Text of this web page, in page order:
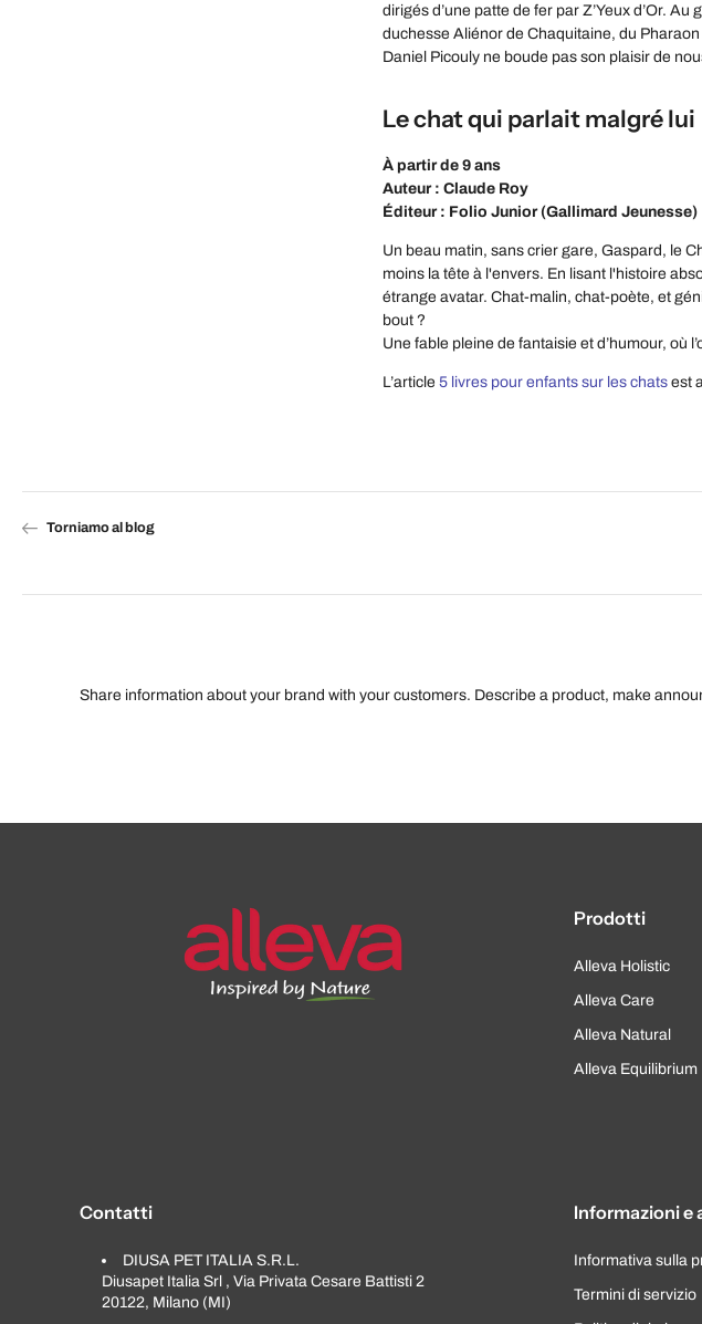
dirigés d’une patte de fer par Z’Yeux d’Or.
duchesse Aliénor de Chaquitaine, du
Daniel Picouly ne boude pas son plaisir de
Le chat qui parlait malgré lui
À partir de 9 ans
Auteur : Claude Roy
Éditeur : Folio Junior (Gallimard Jeunesse)
Un beau matin, sans crier gare, Gaspard, le
moins la tête à l'envers. En lisant l'histoire
étrange avatar. Chat-malin, chat-poète, et
bout ?
Une fable pleine de fantaisie et d’humour, où
L’article 5 livres pour enfants sur les chats est
Torniamo al blog
Share information about your brand with your customers. Describe a product, make
Prodotti
Alleva Holistic
Alleva Care
Alleva Natural
Alleva Equilibrium
Contatti
DIUSA PET ITALIA S.R.L.
Diusapet Italia Srl , Via Privata Cesare Battisti 2
20122, Milano (MI)
Informazioni e
Informativa sulla
Termini di servizio